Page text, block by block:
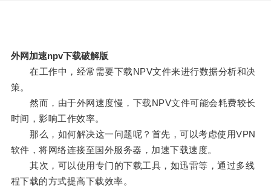
外网加速npv下载破解版
在工作中，经常需要下载NPV文件来进行数据分析和决
策。
然而，由于外网速度慢，下载NPV文件可能会耗费较长
时间，影响工作效率。
那么，如何解决这一问题呢？首先，可以考虑使用VPN
软件，将网络连接至国外服务器，加速下载速度。
其次，可以使用专门的下载工具，如迅雷等，通过多线
程下载的方式提高下载效率。